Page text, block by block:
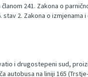
241. Zakona o
2. Zakona o izmjenama
i drugostepeni sud,
autobusa na liniji 165